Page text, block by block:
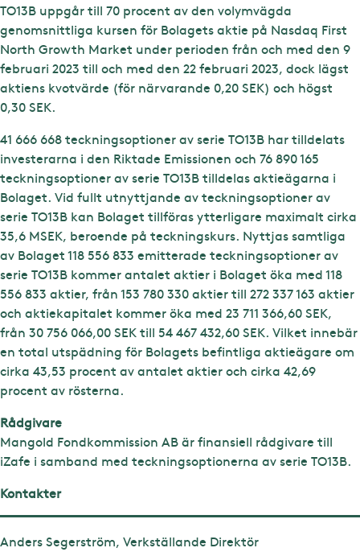
TO13B uppgår till 70 procent av den volymvägda
genomsnittliga kursen för Bolagets aktie på Nasdaq First
North Growth Market under perioden från och med den 9
februari 2023 till och med den 22 februari 2023, dock lägst
aktiens kvotvärde (för närvarande 0,20 SEK) och högst
0,30 SEK.
41 666 668 teckningsoptioner av serie TO13B har tilldelats
investerarna i den Riktade Emissionen och 76 890 165
teckningsoptioner av serie TO13B tilldelas aktieägarna i
Bolaget. Vid fullt utnyttjande av teckningsoptioner av
serie TO13B kan Bolaget tillföras ytterligare maximalt cirka
35,6 MSEK, beroende på teckningskurs. Nyttjas samtliga
av Bolaget 118 556 833 emitterade teckningsoptioner av
serie TO13B kommer antalet aktier i Bolaget öka med 118
556 833 aktier, från 153 780 330 aktier till 272 337 163 aktier
och aktiekapitalet kommer öka med 23 711 366,60 SEK,
från 30 756 066,00 SEK till 54 467 432,60 SEK. Vilket innebär
en total utspädning för Bolagets befintliga aktieägare om
cirka 43,53 procent av antalet aktier och cirka 42,69
procent av rösterna.
Rådgivare
Mangold Fondkommission AB är finansiell rådgivare till
iZafe i samband med teckningsoptionerna av serie TO13B.
Kontakter
Anders Segerström, Verkställande Direktör